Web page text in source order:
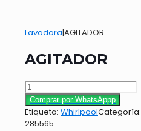
Lavadora|AGITADOR
AGITADOR
AGITADOR
cantidad
Comprar por WhatsAppp
Etiqueta: WhirlpoolCategoría:
285565